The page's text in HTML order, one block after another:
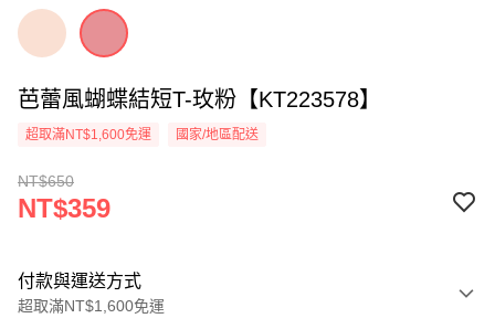
芭蕾風蝴蝶結短T-玫粉【KT223578】
超取滿NT$1,600免運 國家/地區配送
NT$650
NT$359
付款與運送方式
超取滿NT$1,600免運